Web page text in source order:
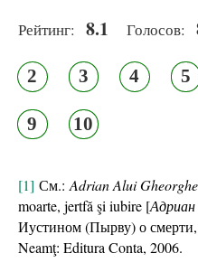
Рейтинг: 8.1 Голосов:
2 3 4 5
9 10
[1] См.:Adrian Alui Gheorghe
moarte, jertfă şi iubire [Адриан
Иустином (Пырву) о
Neamţ: Editura Conta, 2006.